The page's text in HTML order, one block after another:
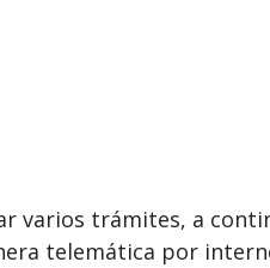
varios trámites, a
telemática por